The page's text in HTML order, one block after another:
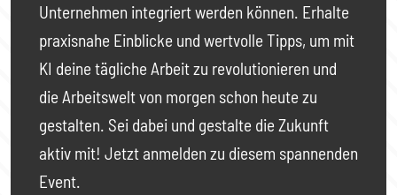
Unternehmen integriert werden können. Erhalte
praxisnahe Einblicke und wertvolle Tipps, um mit
KI deine tägliche Arbeit zu revolutionieren und
die Arbeitswelt von morgen schon heute zu
gestalten. Sei dabei und gestalte die Zukunft
aktiv mit! Jetzt anmelden zu diesem spannenden
Event.